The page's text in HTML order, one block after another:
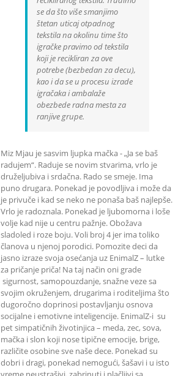
se da što više smanjimo
štetan uticaj otpadnog
tekstila na okolinu time što
igračke pravimo od tekstila
koji je recikliran za ove
potrebe (bezbedan za decu),
kao i da se u procesu izrade
igračaka i ambalaže
obezbede radna mesta za
ranjive grupe.
Miz Mjau je sasvim ljupka mačka - „Ja se baš
radujem“. Raduje se novim stvarima, vrlo je
druželjubiva i srdačna. Rado se smeje. Ima
puno drugara. Ponekad je povodljiva i može da
je privuče i kad se neko ne ponaša baš najlepše.
Vrlo je radoznala. Ponekad je ljubomorna i loše
volje kad nije u centru pažnje. Obožava
sladoled i roze boju. Voli broj 4 jer ima toliko
članova u njenoj porodici. Pomozite deci da
jasno izraze svoja osećanja uz EnimalZ – lutke
za pričanje priča! Na taj način oni grade
sigurnost, samopouzdanje, snažne veze sa
svojim okruženjem, drugarima i roditeljima što
dugoročno doprinosi postavljanju osnova
socijalne i emotivne inteligencije. EnimalZ-i su
pet simpatičnih životinjica – meda, zec, sova,
mačka i slon koji nose tipične emocije, brige,
različite osobine sve naše dece. Ponekad su
dobri i dragi, ponekad nemogući, šašavi i u isto